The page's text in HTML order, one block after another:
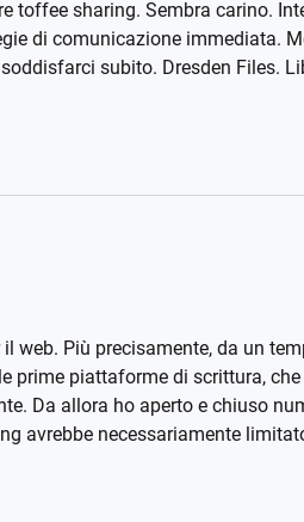
toffee sharing. Sembra carino.
di comunicazione immediata.
subito. Dresden Files.
Più precisamente, da un
prime piattaforme di scrittura,
Da allora ho aperto e chiuso
avrebbe necessariamente